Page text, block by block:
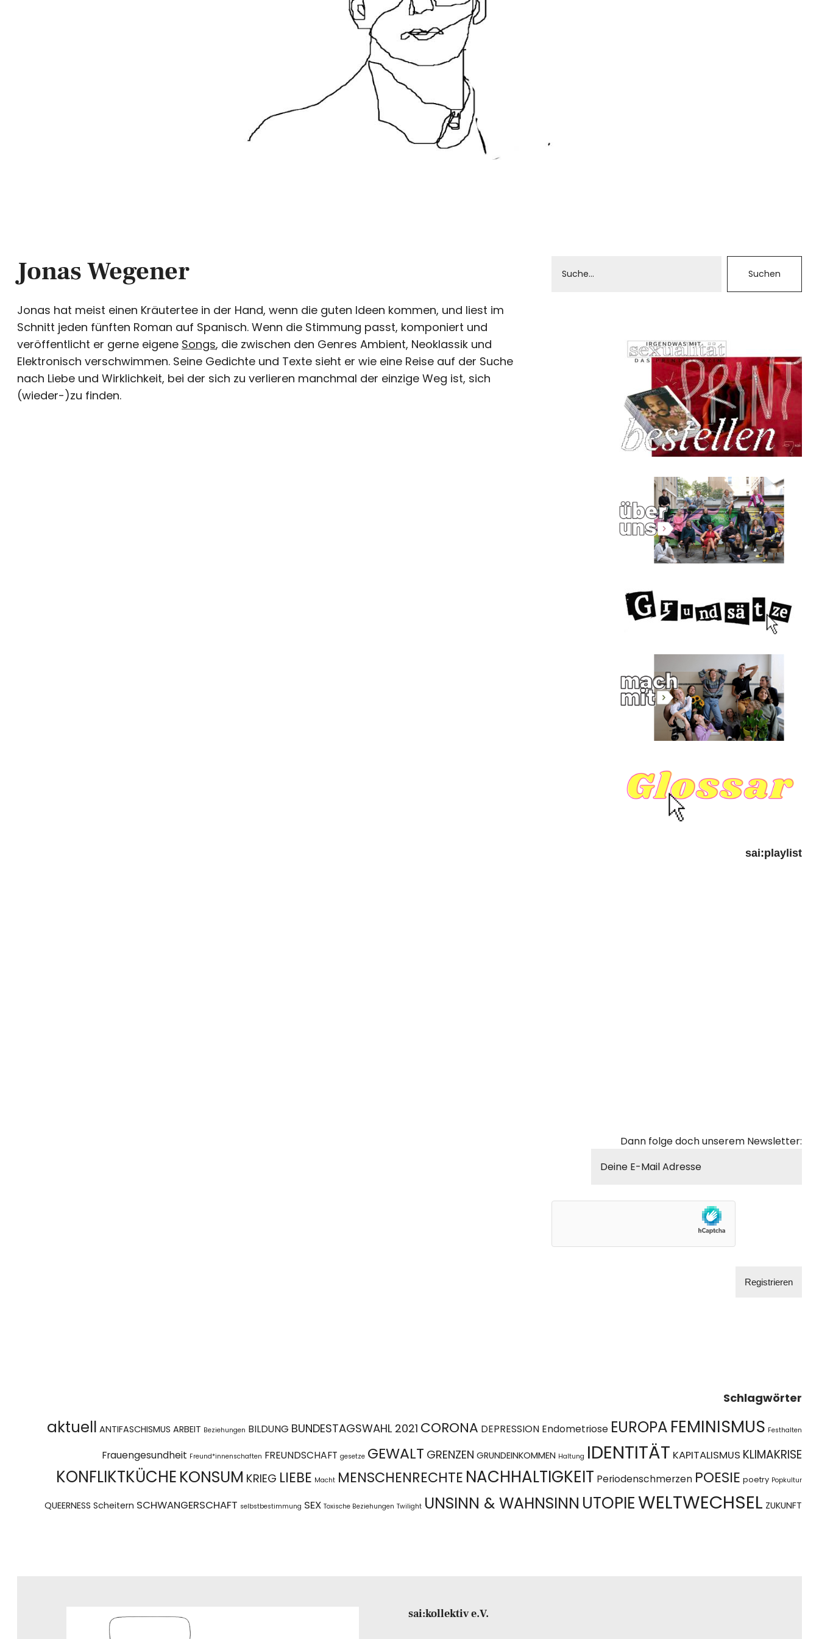
Jonas Wegener
Jonas hat meist einen Kräutertee in der Hand, wenn die guten Ideen kommen, und liest im
Schnitt jeden fünften Roman auf Spanisch. Wenn die Stimmung passt, komponiert und
veröffentlicht er gerne eigene Songs, die zwischen den Genres Ambient, Neoklassik und
Elektronisch verschwimmen. Seine Gedichte und Texte sieht er wie eine Reise auf der Suche
nach Liebe und Wirklichkeit, bei der sich zu verlieren manchmal der einzige Weg ist, sich
(wieder-)zu finden.
sai:playlist
Dann folge doch unserem Newsletter:
Schlagwörter
aktuell ANTIFASCHISMUS ARBEIT Beziehungen BILDUNG BUNDESTAGSWAHL 2021 CORONA DEPRESSION Endometriose EUROPA FEMINISMUS Festhalten
Frauengesundheit Freund*innenschaften FREUNDSCHAFT gesetze GEWALT GRENZEN GRUNDEINKOMMEN Haltung IDENTITÄT KAPITALISMUS KLIMAKRISE
KONFLIKTKÜCHEKONSUM KRIEG LIEBE Macht MENSCHENRECHTE NACHHALTIGKEIT Periodenschmerzen POESIE poetry Popkultur
QUEERNESS Scheitern SCHWANGERSCHAFT selbstbestimmung SEX Toxische Beziehungen Twilight UNSINN & WAHNSINN UTOPIEWELTWECHSEL ZUKUNFT
sai:kollektiv e.V.